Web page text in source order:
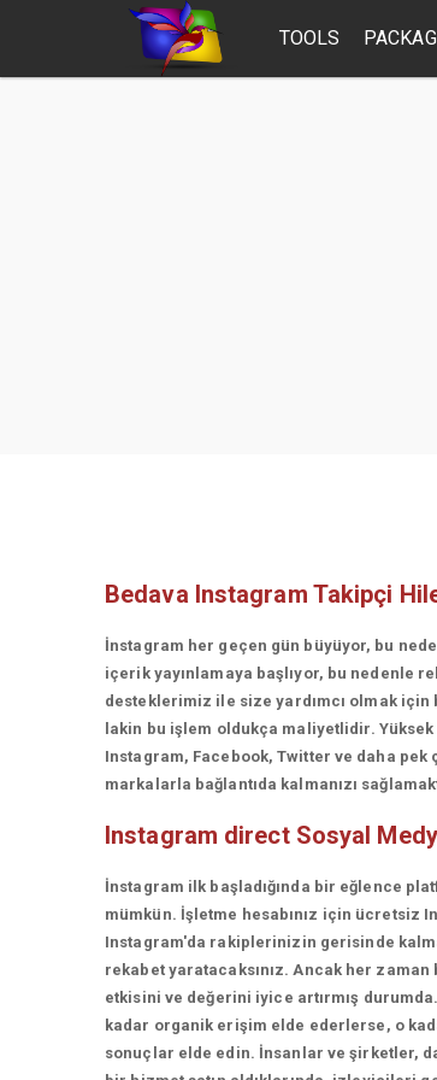
TOOLS
Bedava Instagram Takipçi
İnstagram her geçen gün büyüyor, bu
içerik yayınlamaya başlıyor, bu nedenle
desteklerimiz ile size yardımcı olmak için
lakin bu işlem oldukça maliyetlidir.
Instagram, Facebook, Twitter ve daha
markalarla bağlantıda kalmanızı
Instagram direct Sosyal
İnstagram ilk başladığında bir eğlence
mümkün. İşletme hesabınız için
Instagram'da rakiplerinizin gerisinde
rekabet yaratacaksınız. Ancak her
etkisini ve değerini iyice artırmış
kadar organik erişim elde ederlerse, o
sonuçlar elde edin. İnsanlar ve şirketler,